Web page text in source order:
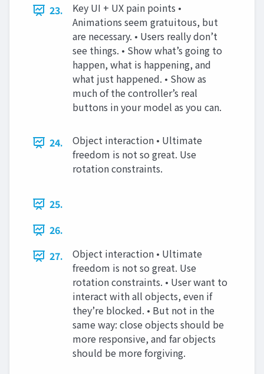
23.
Key UI + UX pain points •
Animations seem gratuitous, but
are necessary. • Users really don’t
see things. • Show what’s going to
happen, what is happening, and
what just happened. • Show as
much of the controller’s real
buttons in your model as you can.
24.
Object interaction • Ultimate
freedom is not so great. Use
rotation constraints.
25.
26.
27.
Object interaction • Ultimate
freedom is not so great. Use
rotation constraints. • User want to
interact with all objects, even if
they’re blocked. • But not in the
same way: close objects should be
more responsive, and far objects
should be more forgiving.